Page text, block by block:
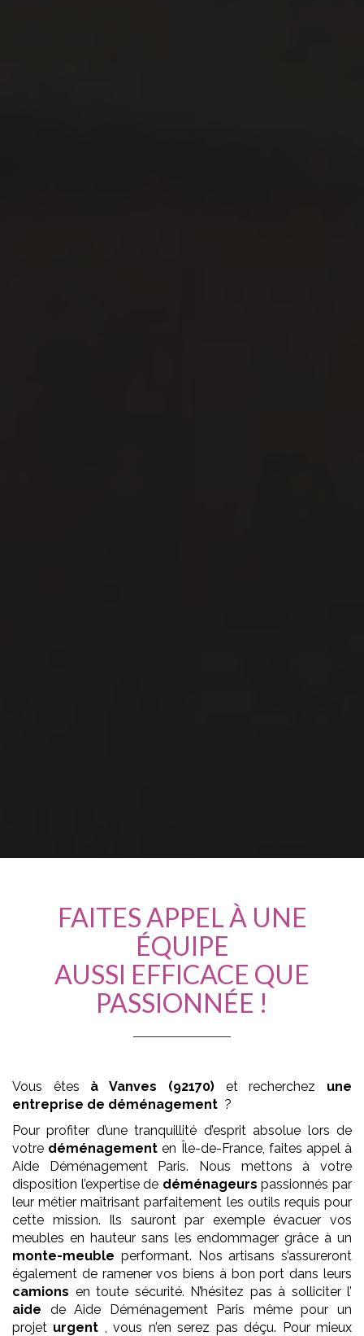
FAITES APPEL À UNE
ÉQUIPE
AUSSI EFFICACE QUE
PASSIONNÉE !
Vous êtes à Vanves (92170) et recherchez une
entreprise de déménagement ?
Pour profiter d’une tranquillité d’esprit absolue lors de
votre déménagement en Île-de-France, faites appel à
Aide Déménagement Paris. Nous mettons à votre
disposition l’expertise de déménageurs passionnés par
leur métier maîtrisant parfaitement les outils requis pour
cette mission. Ils sauront par exemple évacuer vos
meubles en hauteur sans les endommager grâce à un
monte-meuble performant. Nos artisans s’assureront
également de ramener vos biens à bon port dans leurs
camions en toute sécurité. N’hésitez pas à solliciter l’
aide de Aide Déménagement Paris même pour un
projet urgent , vous n’en serez pas déçu. Pour mieux